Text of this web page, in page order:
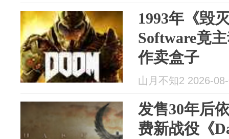
1993年《毁
Software竟
作卖盒子
山月不知2 2026-
发售30年后
费新战役《